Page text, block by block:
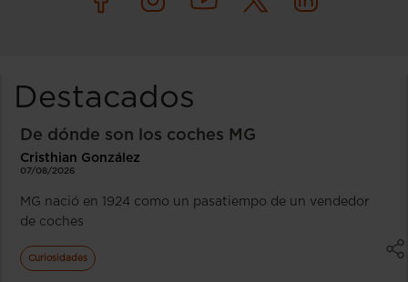
Destacados
De dónde son los coches MG
Cristhian González
07/08/2026
MG nació en 1924 como un pasatiempo de un vendedor
de coches
Curiosidades